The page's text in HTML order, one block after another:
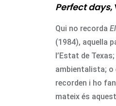
Perfect days,
Qui no recorda
(1984), aquella
l’Estat de
ambientalista; o
recorden i ho
mateix és